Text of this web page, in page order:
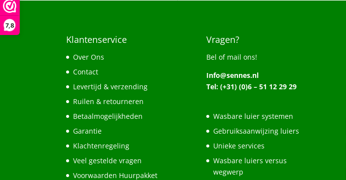
7,8
Klantenservice
Over Ons
Contact
Levertijd & verzending
Ruilen & retourneren
Betaalmogelijkheden
Garantie
Klachtenregeling
Veel gestelde vragen
Voorwaarden Huurpakket
Vragen?
Bel of mail ons!
Info@sennes.nl
Tel: (+31) (0)6 – 51 12 29 29
Wasbare luier systemen
Gebruiksaanwijzing luiers
Unieke services
Wasbare luiers versus
wegwerp